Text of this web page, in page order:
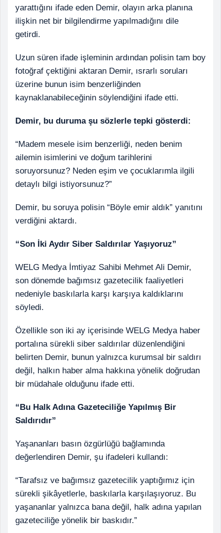
yarattığını ifade eden Demir, olayın arka planına
ilişkin net bir bilgilendirme yapılmadığını dile
getirdi.
Uzun süren ifade işleminin ardından polisin tam boy
fotoğraf çektiğini aktaran Demir, ısrarlı soruları
üzerine bunun isim benzerliğinden
kaynaklanabileceğinin söylendiğini ifade etti.
Demir, bu duruma şu sözlerle tepki gösterdi:
“Madem mesele isim benzerliği, neden benim
ailemin isimlerini ve doğum tarihlerini
soruyorsunuz? Neden eşim ve çocuklarımla ilgili
detaylı bilgi istiyorsunuz?”
Demir, bu soruya polisin “Böyle emir aldık” yanıtını
verdiğini aktardı.
“Son İki Aydır Siber Saldırılar Yaşıyoruz”
WELG Medya İmtiyaz Sahibi Mehmet Ali Demir,
son dönemde bağımsız gazetecilik faaliyetleri
nedeniyle baskılarla karşı karşıya kaldıklarını
söyledi.
Özellikle son iki ay içerisinde WELG Medya haber
portalına sürekli siber saldırılar düzenlendiğini
belirten Demir, bunun yalnızca kurumsal bir saldırı
değil, halkın haber alma hakkına yönelik doğrudan
bir müdahale olduğunu ifade etti.
“Bu Halk Adına Gazeteciliğe Yapılmış Bir
Saldırıdır”
Yaşananları basın özgürlüğü bağlamında
değerlendiren Demir, şu ifadeleri kullandı:
“Tarafsız ve bağımsız gazetecilik yaptığımız için
sürekli şikâyetlerle, baskılarla karşılaşıyoruz. Bu
yaşananlar yalnızca bana değil, halk adına yapılan
gazeteciliğe yönelik bir baskıdır.”